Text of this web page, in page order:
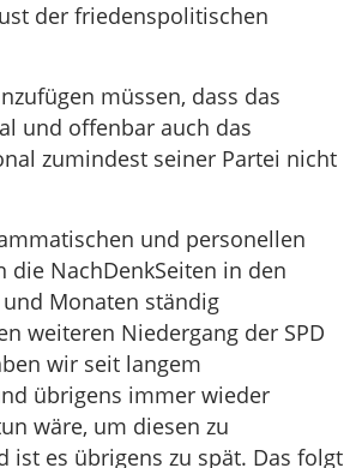
der friedenspolitischen
müssen, dass das
und offenbar auch das
zumindest seiner Partei nicht
und personellen
die NachDenkSeiten in den
Monaten ständig
weiteren Niedergang der SPD
wir seit langem
übrigens immer wieder
wäre, um diesen zu
ist es übrigens zu spät. Das folgt